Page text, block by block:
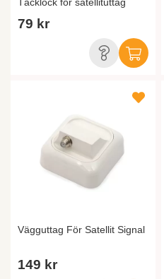
Täcklock för satellituttag
79 kr
Vägguttag För Satellit Signal
149 kr